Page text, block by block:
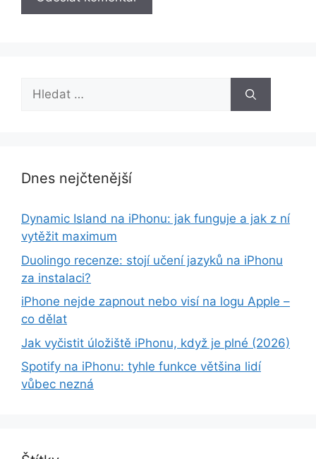
Hledat:
Dnes nejčtenější
Dynamic Island na iPhonu: jak funguje a jak z ní
vytěžit maximum
Duolingo recenze: stojí učení jazyků na iPhonu
za instalaci?
iPhone nejde zapnout nebo visí na logu Apple –
co dělat
Jak vyčistit úložiště iPhonu, když je plné (2026)
Spotify na iPhonu: tyhle funkce většina lidí
vůbec nezná